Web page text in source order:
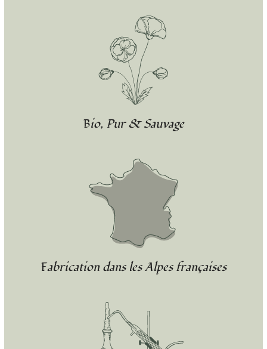
Bio, Pur & Sauvage
Fabrication dans les Alpes françaises